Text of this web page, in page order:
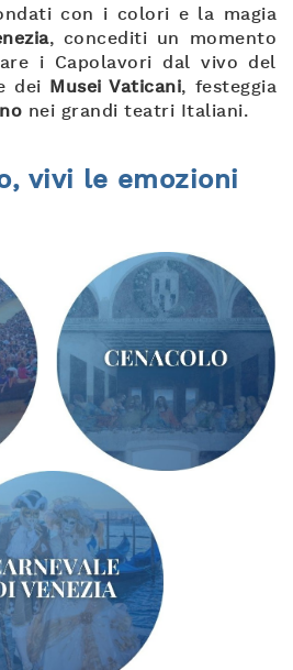
con i colori e la magia
, concediti un momento
i Capolavori dal vivo del
dei Musei Vaticani, festeggia
nei grandi teatri Italiani.
vivi le emozioni